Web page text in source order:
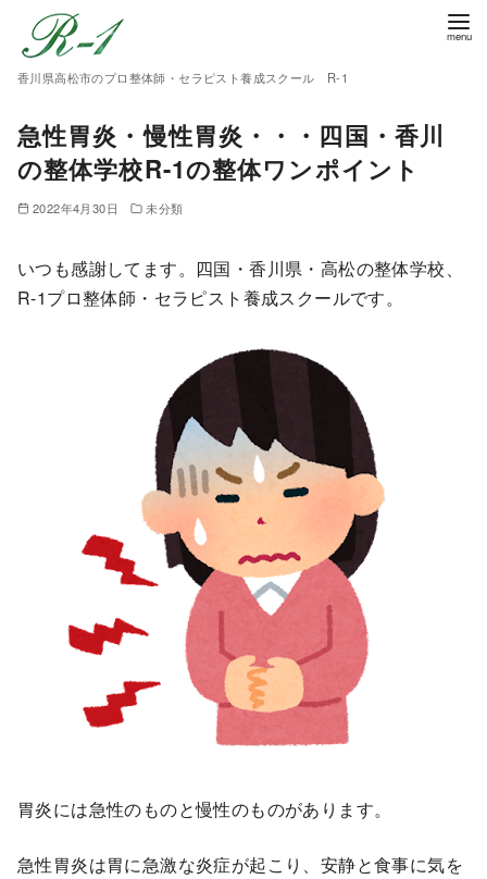
香川県高松市のプロ整体師・セラピスト養成スクール R-1
急性胃炎・慢性胃炎・・・四国・香川
の整体学校R-1の整体ワンポイント
2022年4月30日 未分類
いつも感謝してます。四国・香川県・高松の整体学校、
R-1プロ整体師・セラピスト養成スクールです。
胃炎には急性のものと慢性のものがあります。
急性胃炎は胃に急激な炎症が起こり、安静と食事に気を